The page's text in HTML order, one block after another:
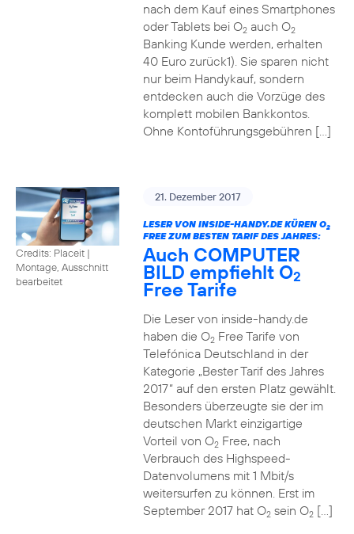
nach dem Kauf eines Smartphones
oder Tablets bei O2auch O2
Banking Kunde werden, erhalten
40 Euro zurück1). Sie sparen nicht
nur beim Handykauf, sondern
entdecken auch die Vorzüge des
komplett mobilen Bankkontos.
Ohne Kontoführungsgebühren […]
Credits: Placeit |
Montage, Ausschnitt
bearbeitet
21. Dezember 2017
LESER VON INSIDE-HANDY.DE KÜREN O2
FREE ZUM BESTEN TARIF DES JAHRES:
Auch COMPUTER
BILD empfiehlt O2
Free Tarife
Die Leser von inside-handy.de
haben die O2Free Tarife von
Telefónica Deutschland in der
Kategorie „Bester Tarif des Jahres
2017“ auf den ersten Platz gewählt.
Besonders überzeugte sie der im
deutschen Markt einzigartige
Vorteil von O2Free, nach
Verbrauch des Highspeed-
Datenvolumens mit 1 Mbit/s
weitersurfen zu können. Erst im
September 2017 hat O2sein O2[…]